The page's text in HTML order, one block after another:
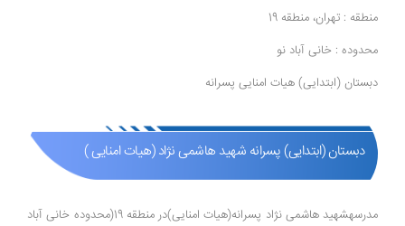
منطقه : تهران، منطقه 19
محدوده : خانی آباد نو
دبستان (ابتدایی) هیات امنایی پسرانه
دبستان (ابتدایی) پسرانه شهید هاشمی نژاد (هیات امنایی )
مدرسهشهید هاشمی نژاد پسرانه(هیات امنایی)در منطقه 19(محدوده خانی آباد